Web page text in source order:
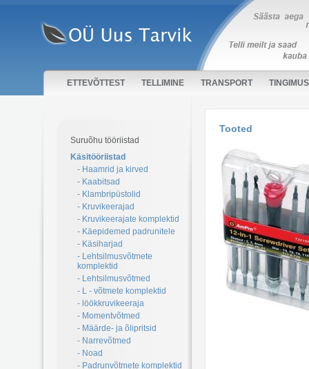
ETTEVÕTTEST TELLIMINE TRANSPORT
Suruõhu tööriistad
Käsitööriistad
- Haamrid ja kirved
- Kaabitsad
- Klambripüstolid
- Kruvikeerajad
- Kruvikeerajate komplektid
- Käepidemed padrunitele
- Käsiharjad
- Lehtsilmusvõtmete
komplektid
- Lehtsilmusvõtmed
- L - võtmete komplektid
- löökkruvikeeraja
- Momentvõtmed
- Määrde- ja õlipritsid
- Narrevõtmed
- Noad
- Padrunvõtmete komplektid
Tooted